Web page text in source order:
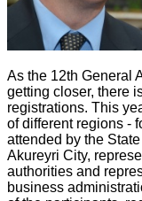
As the 12th General
getting closer, there
registrations. This
of different regions -
attended by the
Akureyri City,
authorities and
business